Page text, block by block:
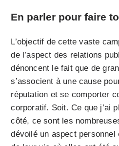
En parler pour faire
L’objectif de cette vaste
de l’aspect des relations
dénoncent le fait que de
s’associent à une cause
réputation et se comporter
corporatif. Soit. Ce que j’ai
côté, ce sont les
dévoilé un aspect personnel